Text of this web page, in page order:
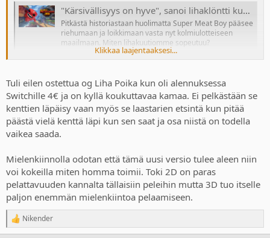
"Kärsivällisyys on hyve", sanoi lihaklöntti kun kolmanteen ulottuvuuteen läksi
Pitkästä historiastaan huolimatta Super Meat Boy pääsee
riehumaan ja loikkimaan vasta nyt kolmiulotteiseen
maailmaan. Miten lihakuutiomme sopeutuu?
www.konsolifin.net
Klikkaa laajentaaksesi...
Tuli eilen ostettua og Liha Poika kun oli alennuksessa
Switchille 4€ ja on kyllä koukuttavaa kamaa. Ei pelkästään se
kenttien läpäisy vaan myös se laastarien etsintä kun pitää
päästä vielä kenttä läpi kun sen saat ja osa niistä on todella
vaikea saada.
Mielenkiinnolla odotan että tämä uusi versio tulee aleen niin
voi kokeilla miten homma toimii. Toki 2D on paras
pelattavuuden kannalta tällaisiin peleihin mutta 3D tuo itselle
paljon enemmän mielenkiintoa pelaamiseen.
R
e
Nikender